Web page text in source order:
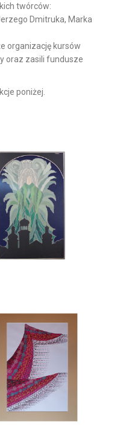
twórców:
Dmitruka, Marka
organizację kursów
oraz zasili fundusze
poniżej.